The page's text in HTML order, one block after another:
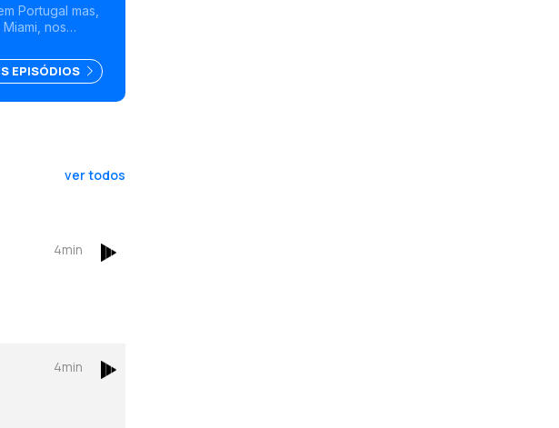
Portugal mas,
nos
EPISÓDIOS
ver todos
4min
4min